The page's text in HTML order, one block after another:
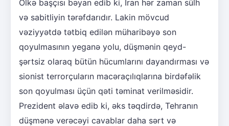
Ölkə başçısı bəyan edib ki, İran hər zaman sülh
və sabitliyin tərəfdarıdır. Lakin mövcud
vəziyyətdə tətbiq edilən müharibəyə son
qoyulmasının yeganə yolu, düşmənin qeyd-
şərtsiz olaraq bütün hücumlarını dayandırması və
sionist terrorçuların macəraçılıqlarına birdəfəlik
son qoyulması üçün qəti təminat verilməsidir.
Prezident əlavə edib ki, əks təqdirdə, Tehranın
düşmənə verəcəyi cavablar daha sərt və